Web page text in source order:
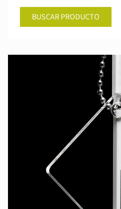
BUSCAR PRODUCTO